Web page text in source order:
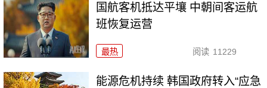
国航客机抵达平壤 中朝间客运航
班恢复运营
最热 阅读 11229
能源危机持续 韩国政府转入“应急